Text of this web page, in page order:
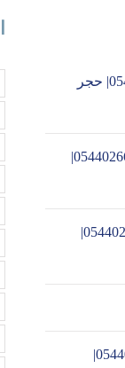
تركيب حجر صناعي في دبي |0544026642| حجر
تركيب حجر صناعي في ام القيوين |0544026642|
تركيب حجر صناعي في الشارقة |0544026642|
تركيب جبس بورد في الشارقة |0544026642|